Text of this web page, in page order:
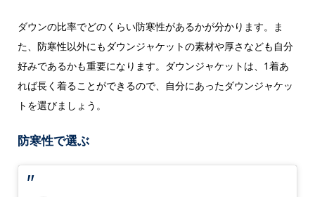
ダウンの比率でどのくらい防寒性があるかが分かります。ま
た、防寒性以外にもダウンジャケットの素材や厚さなども自分
好みであるかも重要になります。ダウンジャケットは、1着あ
れば長く着ることができるので、自分にあったダウンジャケッ
トを選びましょう。
防寒性で選ぶ